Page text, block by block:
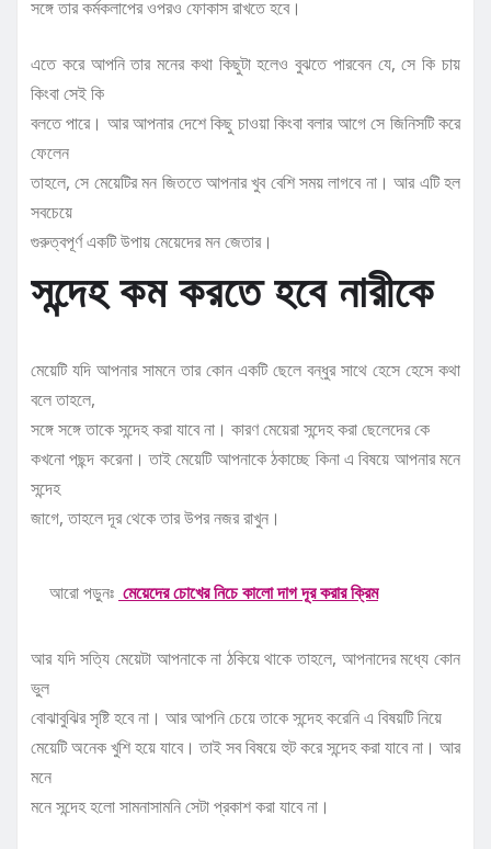
সঙ্গে তার কর্মকলাপের ওপরও ফোকাস রাখতে হবে।
এতে করে আপনি তার মনের কথা কিছুটা হলেও বুঝতে পারবেন যে, সে কি চায়
কিংবা সেই কি
বলতে পারে। আর আপনার দেশে কিছু চাওয়া কিংবা বলার আগে সে জিনিসটি করে
ফেলেন
তাহলে, সে মেয়েটির মন জিততে আপনার খুব বেশি সময় লাগবে না। আর এটি হল
সবচেয়ে
গুরুত্বপূর্ণ একটি উপায় মেয়েদের মন জেতার।
সন্দেহ কম করতে হবে নারীকে
মেয়েটি যদি আপনার সামনে তার কোন একটি ছেলে বন্ধুর সাথে হেসে হেসে কথা
বলে তাহলে,
সঙ্গে সঙ্গে তাকে সন্দেহ করা যাবে না। কারণ মেয়েরা সন্দেহ করা ছেলেদের কে
কখনো পছন্দ করেনা। তাই মেয়েটি আপনাকে ঠকাচ্ছে কিনা এ বিষয়ে আপনার মনে
সন্দেহ
জাগে, তাহলে দূর থেকে তার উপর নজর রাখুন।
আরো পড়ুনঃ মেয়েদের চোখের নিচে কালো দাগ দূর করার ক্রিম
আর যদি সত্যি মেয়েটা আপনাকে না ঠকিয়ে থাকে তাহলে, আপনাদের মধ্যে কোন
ভুল
বোঝাবুঝির সৃষ্টি হবে না। আর আপনি চেয়ে তাকে সন্দেহ করেনি এ বিষয়টি নিয়ে
মেয়েটি অনেক খুশি হয়ে যাবে। তাই সব বিষয়ে হুট করে সন্দেহ করা যাবে না। আর
মনে
মনে সন্দেহ হলো সামনাসামনি সেটা প্রকাশ করা যাবে না।